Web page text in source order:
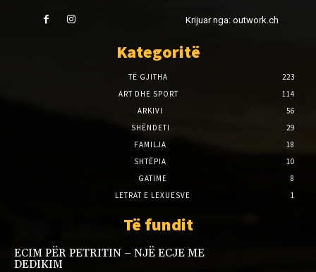
Krijuar nga: outwork.ch
Kategoritë
TË GJITHA
223
ART DHE SPORT
114
ARKIVI
56
SHËNDETI
29
FAMILJA
18
SHTËPIA
10
GATIME
8
LETRAT E LEXUESVE
1
Të fundit
ECIM PËR PETRITIN – NJË ECJE ME
DEDIKIM